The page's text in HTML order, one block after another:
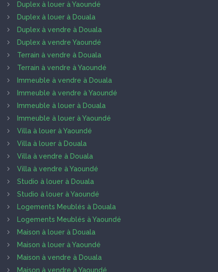
Duplex à louer à Yaoundé
Duplex à louer à Douala
Duplex à vendre à Douala
Duplex à vendre Yaoundé
Terrain à vendre à Douala
Terrain à vendre à Yaoundé
Immeuble à vendre à Douala
Immeuble à vendre à Yaoundé
Immeuble à louer à Douala
Immeuble à louer à Yaoundé
Villa à louer à Yaoundé
Villa à louer à Douala
Villa à vendre à Douala
Villa à vendre à Yaoundé
Studio à louer à Douala
Studio à louer à Yaoundé
Logements Meublés à Douala
Logements Meublés à Yaoundé
Maison à louer à Douala
Maison à louer à Yaoundé
Maison à vendre à Douala
Maison à vendre à Yaoundé